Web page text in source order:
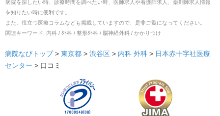
病院を探したい時、診療時間を調べたい時、医師求人や看護師求人、薬剤師求人情報
を知りたい時に便利です。
また、役立つ医療コラムなども掲載していますので、是非ご覧になってください。
関連キーワード: 内科 / 外科 / 整形外科 / 脳神経外科 / かかりつけ
病院なびトップ > 東京都 > 渋谷区 > 内科 外科 > 日本赤十字社医療
センター > 口コミ